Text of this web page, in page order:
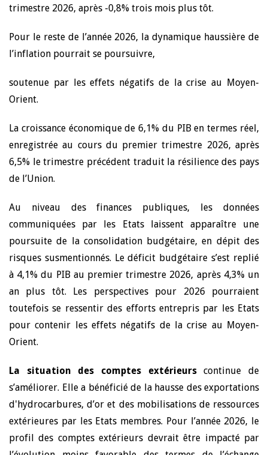
trimestre 2026, après -0,8% trois mois plus tôt.
Pour le reste de l’année 2026, la dynamique haussière de
l’inflation pourrait se poursuivre,
soutenue par les effets négatifs de la crise au Moyen-
Orient.
La croissance économique de 6,1% du PIB en termes réel,
enregistrée au cours du premier trimestre 2026, après
6,5% le trimestre précédent traduit la résilience des pays
de l’Union.
Au niveau des finances publiques, les données
communiquées par les Etats laissent apparaître une
poursuite de la consolidation budgétaire, en dépit des
risques susmentionnés. Le déficit budgétaire s’est replié
à 4,1% du PIB au premier trimestre 2026, après 4,3% un
an plus tôt. Les perspectives pour 2026 pourraient
toutefois se ressentir des efforts entrepris par les Etats
pour contenir les effets négatifs de la crise au Moyen-
Orient.
La situation des comptes extérieurscontinue de
s’améliorer. Elle a bénéficié de la hausse des exportations
d'hydrocarbures, d’or et des mobilisations de ressources
extérieures par les Etats membres. Pour l’année 2026, le
profil des comptes extérieurs devrait être impacté par